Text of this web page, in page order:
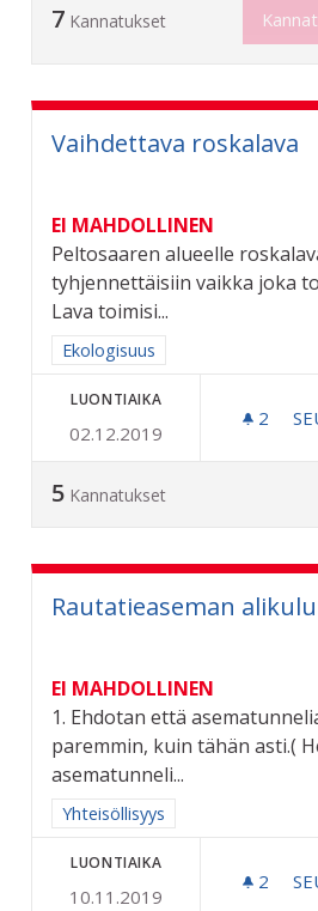
7 Kannatukset
Vaihdettava roskalava
EI MAHDOLLINEN
Peltosaaren alueelle
tyhjennettäisiin vaikka joka
Lava toimisi...
Rajaa tulokset aihepiirin mukaan:
Ekologisuus
LUONTIAIKA
02.12.2019
2 2
5 Kannatukset
Rautatieaseman
EI MAHDOLLINEN
1. Ehdotan että
paremmin, kuin tähän asti.(
asematunneli...
Rajaa tulokset aihepiirin mukaan:
Yhteisöllisyys
LUONTIAIKA
10.11.2019
2 2